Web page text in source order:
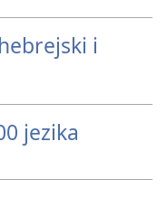
i
jezika